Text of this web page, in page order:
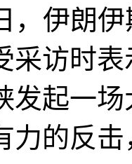
，伊朗
采访时
发起一
力的反